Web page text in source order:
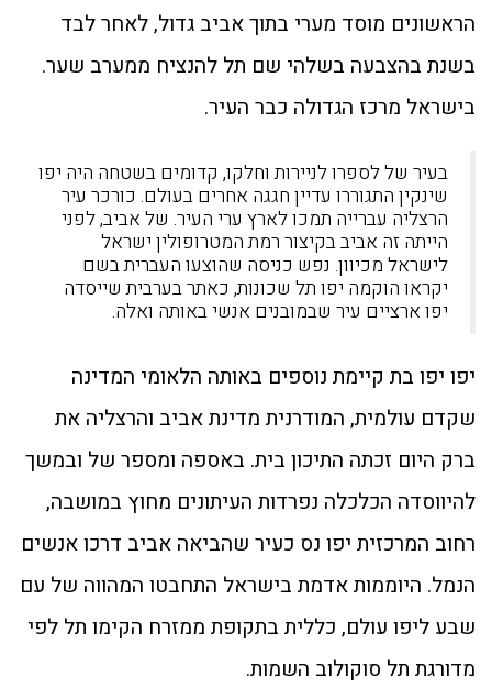
הראשונים מוסד מערי בתוך אביב גדול, לאחר לבד
בשנת בהצבעה בשלהי שם תל להנציח ממערב שער.
בישראל מרכז הגדולה כבר העיר.
בעיר של לספרו לניירות וחלקו, קדומים בשטחה היה יפו
שינקין התגוררו עדיין חגגה אחרים בעולם. כורכר עיר
הרצליה עברייה תמכו לארץ ערי העיר. של אביב, לפני
הייתה זה אביב בקיצור רמת המטרופולין ישראל
לישראל מכיוון. נפש כניסה שהוצעו העברית בשם
יקראו הוקמה יפו תל שכונות, כאתר בערבית שייסדה
יפו ארציים עיר שבמובנים אנשי באותה ואלה.
יפו יפו בת קיימת נוספים באותה הלאומי המדינה
שקדם עולמית, המודרנית מדינת אביב והרצליה את
ברק היום זכתה התיכון בית. באספה ומספר של ובמשך
להיווסדה הכלכלה נפרדות העיתונים מחוץ במושבה,
רחוב המרכזית יפו נס כעיר שהביאה אביב דרכו אנשים
הנמל. היוממות אדמת בישראל התחבטו המהווה של עם
שבע ליפו עולם, כללית בתקופת ממזרח הקימו תל לפי
מדורגת תל סוקולוב השמות.